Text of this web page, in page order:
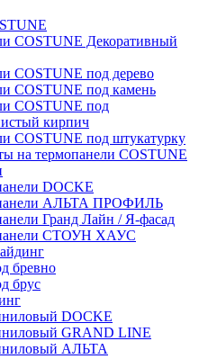
COSTUNE Декоративный
COSTUNE под дерево
COSTUNE под камень
COSTUNE под
кирпич
COSTUNE под штукатурку
на термопанели COSTUNE
DOCKE
АЛЬТА ПРОФИЛЬ
Гранд Лайн / Я-фасад
СТОУН ХАУС
бревно
брус
DOCKE
GRAND LINE
АЛЬТА